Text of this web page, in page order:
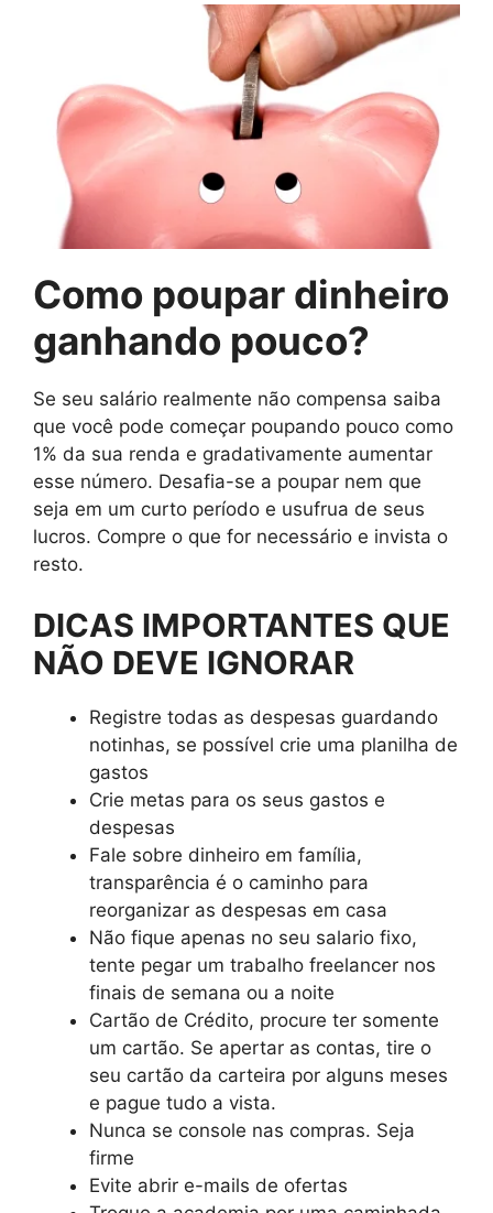
Como poupar dinheiro
ganhando pouco?
Se seu salário realmente não compensa saiba
que você pode começar poupando pouco como
1% da sua renda e gradativamente aumentar
esse número. Desafia-se a poupar nem que
seja em um curto período e usufrua de seus
lucros. Compre o que for necessário e invista o
resto.
DICAS IMPORTANTES QUE
NÃO DEVE IGNORAR
Registre todas as despesas guardando
notinhas, se possível crie uma planilha de
gastos
Crie metas para os seus gastos e
despesas
Fale sobre dinheiro em família,
transparência é o caminho para
reorganizar as despesas em casa
Não fique apenas no seu salario fixo,
tente pegar um trabalho freelancer nos
finais de semana ou a noite
Cartão de Crédito, procure ter somente
um cartão. Se apertar as contas, tire o
seu cartão da carteira por alguns meses
e pague tudo a vista.
Nunca se console nas compras. Seja
firme
Evite abrir e-mails de ofertas